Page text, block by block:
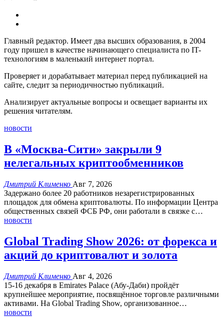
Главный редактор. Имеет два высших образования, в 2004
году пришел в качестве начинающего специалиста по IT-
технологиям в маленький интернет портал.
Проверяет и дорабатывает материал перед публикацией на
сайте, следит за периодичностью публикаций.
Анализирует актуальные вопросы и освещает варианты их
решения читателям.
новости
В «Москва-Сити» закрыли 9
нелегальных криптообменников
Дмитрий Клименко Авг 7, 2026
Задержано более 20 работников незарегистрированных
площадок для обмена криптовалюты. По информации Центра
общественных связей ФСБ РФ, они работали в связке с…
новости
Global Trading Show 2026: от форекса и
акций до криптовалют и золота
Дмитрий Клименко Авг 4, 2026
15-16 декабря в Emirates Palace (Абу-Даби) пройдёт
крупнейшее мероприятие, посвящённое торговле различными
активами. На Global Trading Show, организованное…
новости